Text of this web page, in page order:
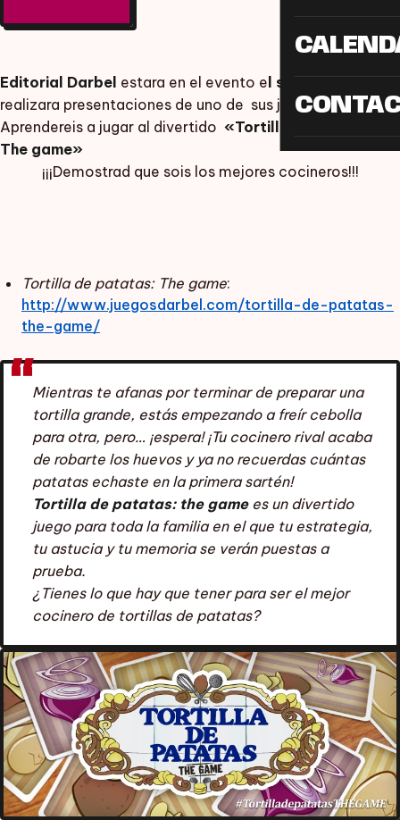
Editorial Darbel estara en el evento el sábado día 11
realizara presentaciones de uno de sus juegos.
Aprendereis a jugar al divertido «Tortilla de patatas:
The game»
¡¡¡Demostrad que sois los mejores cocineros!!!
Tortilla de patatas: The game:
http://www.juegosdarbel.com/tortilla-de-patatas-
the-game/
Mientras te afanas por terminar de preparar una
tortilla grande, estás empezando a freír cebolla
para otra, pero… ¡espera! ¡Tu cocinero rival acaba
de robarte los huevos y ya no recuerdas cuántas
patatas echaste en la primera sartén!
Tortilla de patatas: the gamees un divertido
juego para toda la familia en el que tu estrategia,
tu astucia y tu memoria se verán puestas a
prueba.
¿Tienes lo que hay que tener para ser el mejor
cocinero de tortillas de patatas?